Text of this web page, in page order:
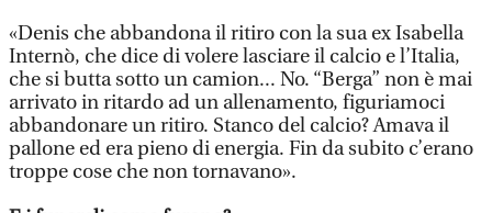
«Denis che abbandona il ritiro con la sua ex Isabella
Internò, che dice di volere lasciare il calcio e l’Italia,
che si butta sotto un camion... No. “Berga” non è mai
arrivato in ritardo ad un allenamento, figuriamoci
abbandonare un ritiro. Stanco del calcio? Amava il
pallone ed era pieno di energia. Fin da subito c’erano
troppe cose che non tornavano».